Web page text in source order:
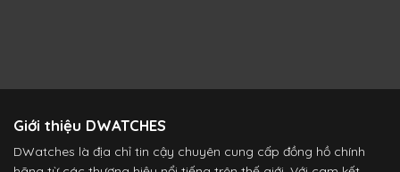
Giới thiệu DWATCHES
DWatches là địa chỉ tin cậy chuyên cung cấp đồng hồ chính